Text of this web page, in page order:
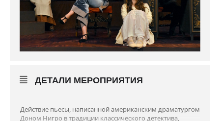
ДЕТАЛИ МЕРОПРИЯТИЯ
Действие пьесы, написанной американским драматургом
Доном Нигро в традиции классического детектива,